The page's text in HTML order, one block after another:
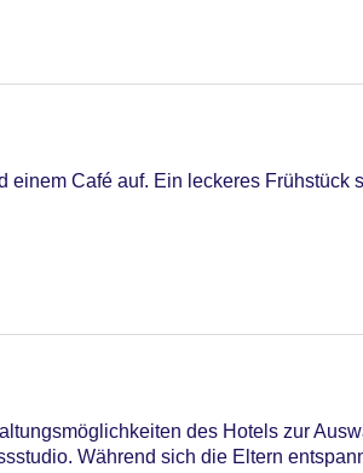
Visa
Café auf. Ein leckeres Frühstück
des Hotels zur
Während sich die Eltern